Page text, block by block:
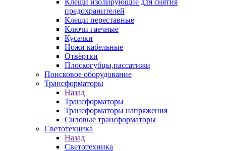
Клещи изолирующие для снятия
предохранителей
Клещи переставные
Ключи гаечные
Кусачки
Ножи кабельные
Отвёртки
Плоскогубцы,пассатижи
Поисковое оборудование
Трансформаторы
Назад
Трансформаторы
Трансформаторы напряжения
Силовые трансформаторы
Светотехника
Назад
Светотехника